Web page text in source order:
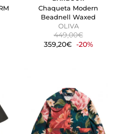
Chaqueta Modern
Beadnell Waxed
OLIVA
449,00€
359,20€ -20%